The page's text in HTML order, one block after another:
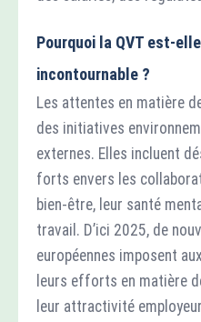
Pourquoi la QVT est-
incontournable ?
Les attentes en matière
des initiatives
externes. Elles incluent
forts envers les
bien-être, leur santé
travail. D’ici 2025, de
européennes imposent
leurs efforts en matière
leur attractivité